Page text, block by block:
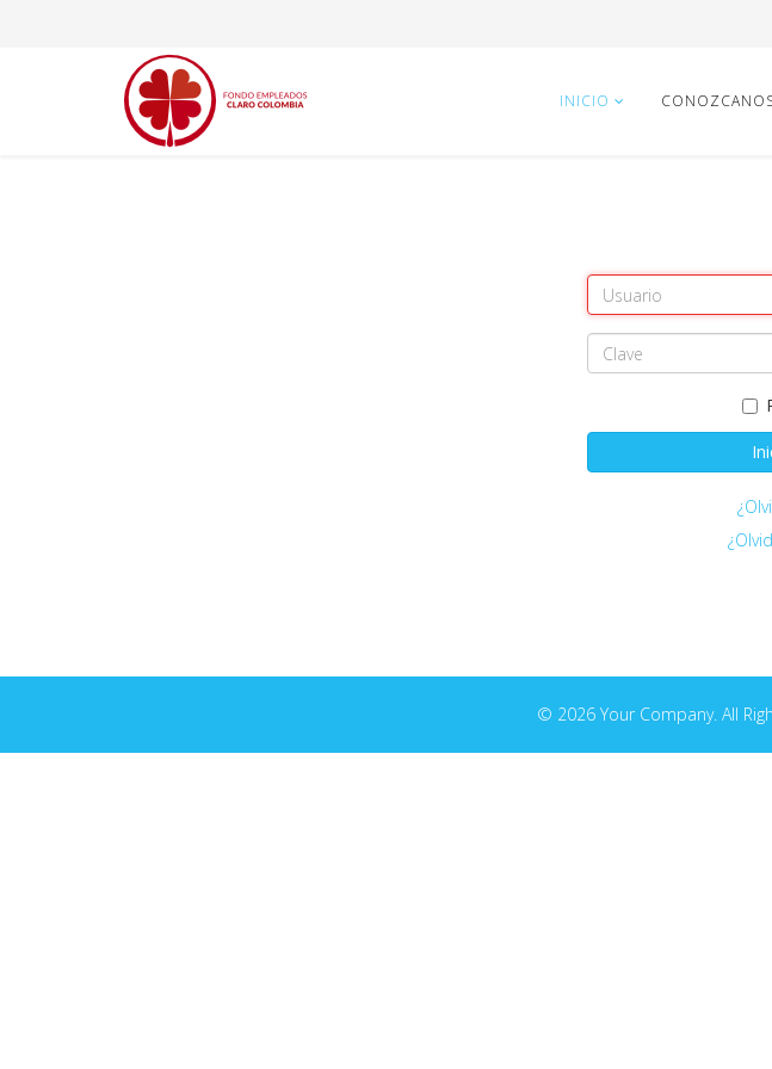
INICIO
© 2026 Your Company. All